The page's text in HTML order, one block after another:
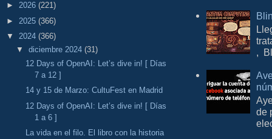
► 2026 (221)
► 2025 (366)
▼ 2024 (366)
▼ diciembre 2024 (31)
12 Days of OpenAI: Let’s dive in! [ Días
7 a 12 ]
14 y 15 de Marzo: CultuFest en Madrid
12 Days of OpenAI: Let’s dive in! [ Días
1 a 6 ]
La vida en el filo. El libro con la historia
,
de